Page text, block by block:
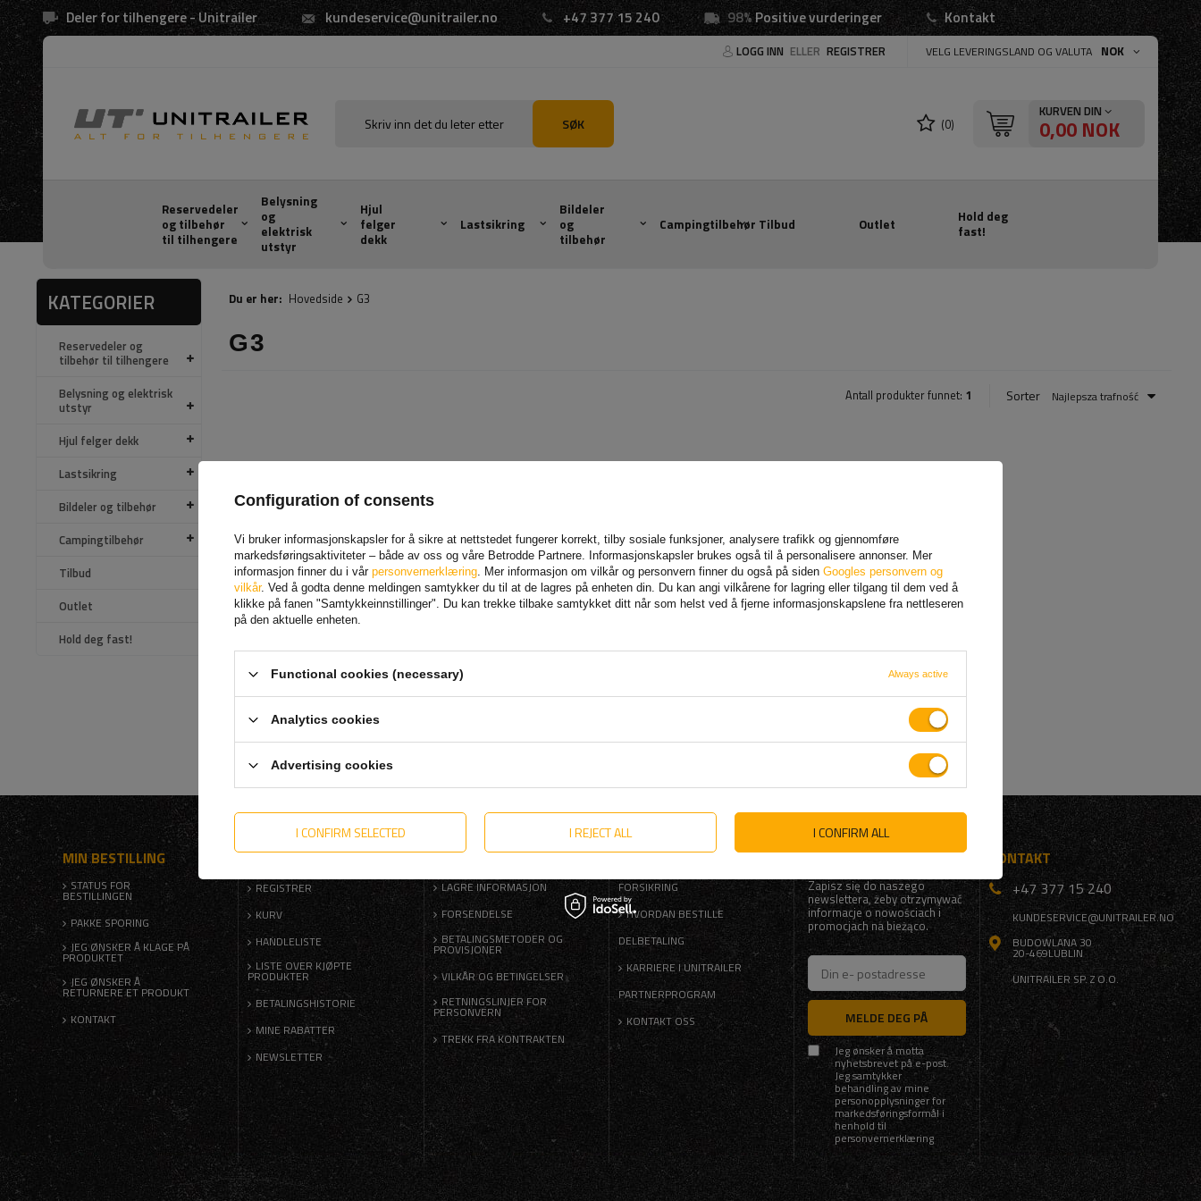
Deler for tilhengere - Unitrailer kundeservice@unitrailer.no +47 377 15 240 98%Positive vurderinger Kontakt
LOGG INN ELLER REGISTRER VELG LEVERINGSLAND OG VALUTA NOK
SØK (0)
KURVEN DIN
0,00 NOK
Reservedeler
og tilbehør
til tilhengere
Belysning
og
elektrisk
utstyr
Hjul
felger
dekk
Lastsikring
Bildeler
og
tilbehør
Campingtilbehør Tilbud Outlet
Hold deg
fast!
KATEGORIER
Reservedeler og
tilbehør til tilhengere
Belysning og elektrisk
utstyr
Hjul felger dekk
Lastsikring
Bildeler og tilbehør
Campingtilbehør
Tilbud
Outlet
Hold deg fast!
Du er her: Hovedside G3
G3
Antall produkter funnet: 1 Sorter Najlepsza trafność
PRATICO
Produkt tilgjengelig i store
mengder
1 060,97 NOK
MIN BESTILLING
STATUS FOR
BESTILLINGEN
PAKKE SPORING
JEG ØNSKER Å KLAGE PÅ
PRODUKTET
JEG ØNSKER Å
RETURNERE ET PRODUKT
KONTAKT
MIN KONTO |
REGISTRER
KURV
HANDLELISTE
LISTE OVER KJØPTE
PRODUKTER
BETALINGSHISTORIE
MINE RABATTER
NEWSLETTER
FORSKRIFTER
LAGRE INFORMASJON
FORSENDELSE
BETALINGSMETODER OG
PROVISJONER
VILKÅR OG BETINGELSER
RETNINGSLINJER FOR
PERSONVERN
TREKK FRA KONTRAKTEN
HJELP
FORSIKRING
HVORDAN BESTILLE
DELBETALING
KARRIERE I UNITRAILER
PARTNERPROGRAM
KONTAKT OSS
DELTA
Zapisz się do naszego
newslettera, żeby otrzymywać
informacje o nowościach i
promocjach na bieżąco.
MELDE DEG PÅ
Jeg ønsker å motta
nyhetsbrevet på e-post.
Jeg samtykker
behandling av mine
personopplysninger for
markedsføringsformål i
henhold til
personvernerklæring
KONTAKT
+47 377 15 240
KUNDESERVICE@UNITRAILER.NO
BUDOWLANA 30
20-469LUBLIN
UNITRAILER SP. Z O.O.
Configuration of consents
Vi bruker informasjonskapsler for å sikre at nettstedet fungerer korrekt, tilby sosiale funksjoner, analysere trafikk og gjennomføre
markedsføringsaktiviteter – både av oss og våre Betrodde Partnere. Informasjonskapsler brukes også til å personalisere annonser. Mer
informasjon finner du i vår personvernerklæring. Mer informasjon om vilkår og personvern finner du også på siden Googles personvern og
vilkår. Ved å godta denne meldingen samtykker du til at de lagres på enheten din. Du kan angi vilkårene for lagring eller tilgang til dem ved å
klikke på fanen "Samtykkeinnstillinger". Du kan trekke tilbake samtykket ditt når som helst ved å fjerne informasjonskapslene fra nettleseren
på den aktuelle enheten.
Functional cookies (necessary) Always active
Analytics cookies
Advertising cookies
I CONFIRM SELECTED I REJECT ALL I CONFIRM ALL